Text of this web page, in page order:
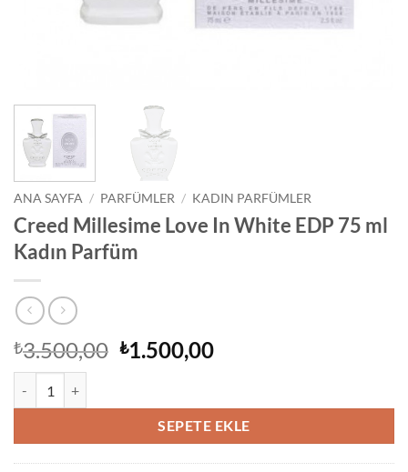
ANA SAYFA / PARFÜMLER / KADIN PARFÜMLER
Creed Millesime Love In White EDP 75 ml
Kadın Parfüm
₺3.500,00 Orijinal
₺1.500,00Şu
₺1.500,00.
SEPETE EKLE